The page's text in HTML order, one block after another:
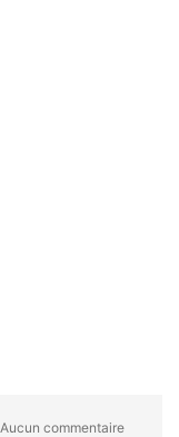
Aucun commentaire